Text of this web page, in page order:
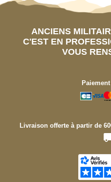
ANCIENS
C'EST EN
VOUS
Livraison offerte à partir de